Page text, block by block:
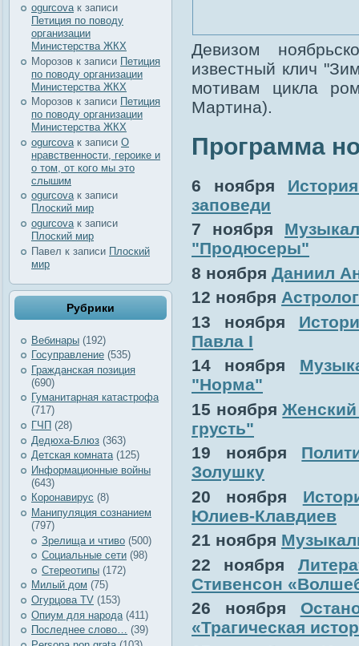
ogurcova к записи
Петиция по поводу
организации
Министерства ЖКХ
Морозов к записи Петиция
по поводу организации
Министерства ЖКХ
Морозов к записи Петиция
по поводу организации
Министерства ЖКХ
ogurcova к записи О
нравственности, героике и
о том, от кого мы это
слышим
ogurcovaк записи
Плоский мир
ogurcova к записи
Плоский мир
Павел к записи Плоский
мир
Рубрики
Вебинары (192)
Госуправление (535)
Гражданская позиция
(690)
Гуманитарная катастрофа
(717)
ГЧП (28)
Дедюха-Блюз (363)
Детская комната(125)
Информационные войны
(643)
Коронавирус (8)
Манипуляция сознанием
(797)
Зрелища и чтиво (500)
Социальные сети (98)
Стереотипы (172)
Милый дом (75)
Огурцова TV (153)
Опиум для народа (411)
Последнее слово… (39)
Девизом
известный клич
мотивам цикла
Мартина).
Программа
6 ноября
заповеди
7 ноября
"Продюсеры"
8 ноября Даниил
12 ноября
13 ноября
Павла I
14 ноября
"Норма"
15 ноябряЖенский
грусть"
19 ноября
Золушку
20 ноября
Юлиев-Клавдиев
21 ноября
22 ноября
Стивенсон
26 ноября
«Трагическая